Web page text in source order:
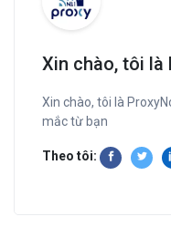
Xin chào, tôi là
Xin chào, tôi là
mắc từ bạn
Theo tôi: